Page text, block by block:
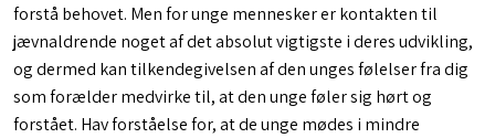
forstå behovet. Men for unge mennesker er kontakten til
jævnaldrende noget af det absolut vigtigste i deres udvikling,
og dermed kan tilkendegivelsen af den unges følelser fra dig
som forælder medvirke til, at den unge føler sig hørt og
forstået. Hav forståelse for, at de unge mødes i mindre